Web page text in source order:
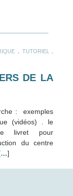
TUTORIEL
DE LA
: exemples
(vidéos) . le
livret pour
du centre
…]